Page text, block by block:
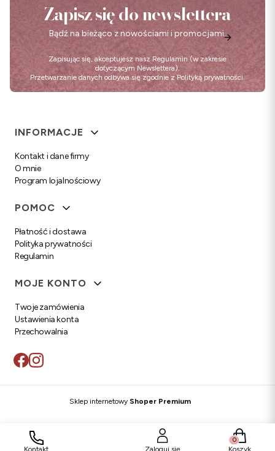
Zapisz się do newslettera
Bądź na bieżąco z nowościami i promocjami.
Zapisując się, akceptujesz nasz Regulamin (w zakresie
dotyczącym Newslettera).
Przetwarzanie danych odbywa się zgodnie z Polityką prywatności.
Linki w stopce
INFORMACJE
Kontakt i dane firmy
O mnie
Program lojalnościowy
POMOC
Płatność i dostawa
Polityka prywatności
Regulamin
MOJE KONTO
Twoje zamówienia
Ustawienia konta
Przechowalnia
Sklep internetowy Shoper Premium
Kontakt Zaloguj się
Produkty
Koszyk